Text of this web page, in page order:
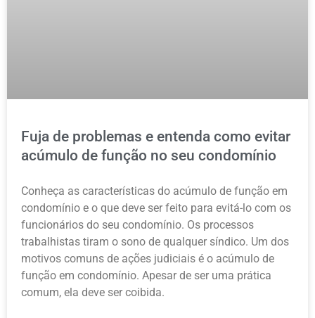
Fuja de problemas e entenda como evitar
acúmulo de função no seu condomínio
Conheça as características do acúmulo de função em
condomínio e o que deve ser feito para evitá-lo com os
funcionários do seu condomínio. Os processos
trabalhistas tiram o sono de qualquer síndico. Um dos
motivos comuns de ações judiciais é o acúmulo de
função em condomínio. Apesar de ser uma prática
comum, ela deve ser coibida.